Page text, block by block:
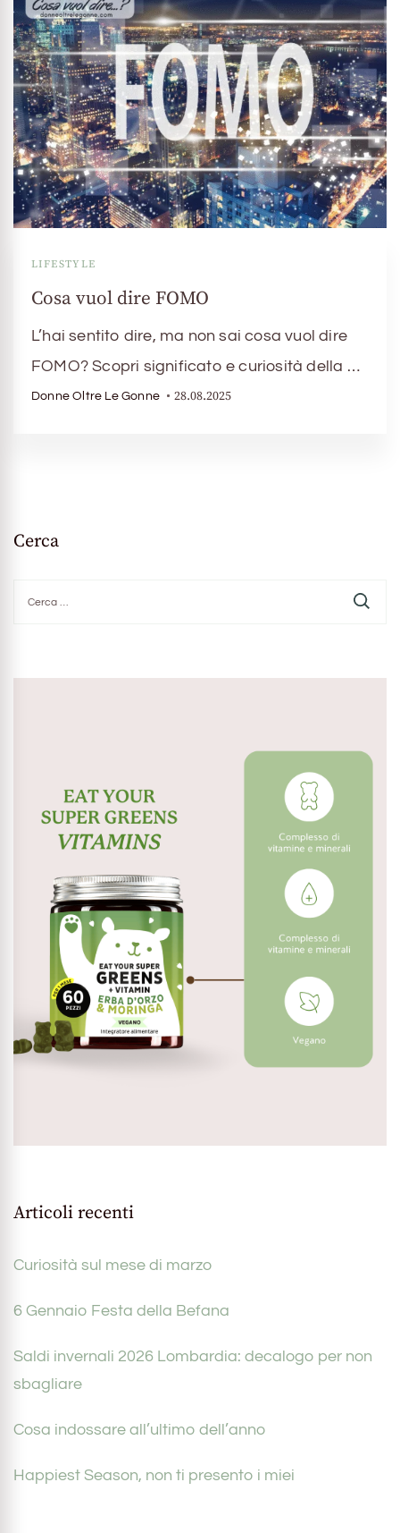
LIFESTYLE
Cosa vuol dire FOMO
L’hai sentito dire, ma non sai cosa vuol dire
FOMO? Scopri significato e curiosità della …
Donne Oltre Le Gonne 28.08.2025
Cerca
per:
Articoli recenti
Curiosità sul mese di marzo
6 Gennaio Festa della Befana
Saldi invernali 2026 Lombardia: decalogo per non
sbagliare
Cosa indossare all’ultimo dell’anno
Happiest Season, non ti presento i miei